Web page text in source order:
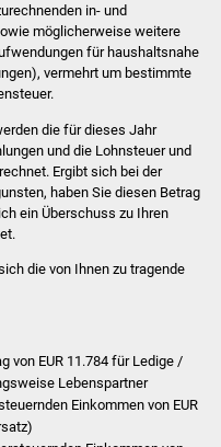
Bürgerhaus
in- und
möglicherweise weitere
für haushaltsnahe
vermehrt um bestimmte
die für dieses Jahr
und die Lohnsteuer und
Ergibt sich bei der
haben Sie diesen Betrag
ein Überschuss zu Ihren
die von Ihnen zu tragende
von EUR 11.784 für Ledige /
Lebenspartner
Einkommen von EUR